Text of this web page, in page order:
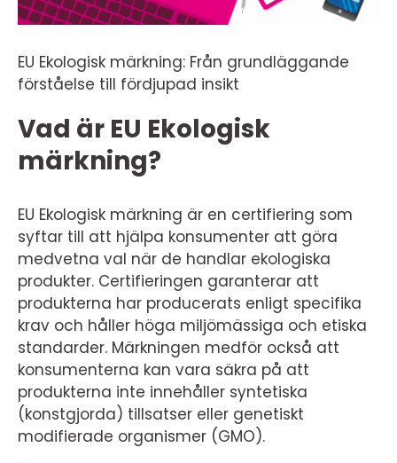
EU Ekologisk märkning: Från grundläggande
förståelse till fördjupad insikt
Vad är EU Ekologisk
märkning?
EU Ekologisk märkning är en certifiering som
syftar till att hjälpa konsumenter att göra
medvetna val när de handlar ekologiska
produkter. Certifieringen garanterar att
produkterna har producerats enligt specifika
krav och håller höga miljömässiga och etiska
standarder. Märkningen medför också att
konsumenterna kan vara säkra på att
produkterna inte innehåller syntetiska
(konstgjorda) tillsatser eller genetiskt
modifierade organismer (GMO).